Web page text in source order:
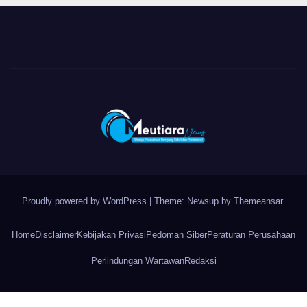
Proudly powered by WordPress Theme: Newsup by Themeansar.
HomeDisclaimerKebijakan PrivasiPedoman SiberPeraturan Perusahaan
Perlindungan WartawanRedaksi